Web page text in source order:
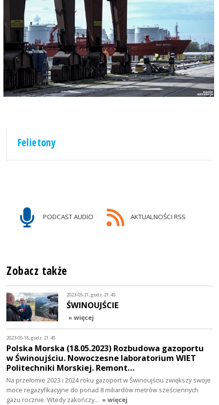
Felietony
PODCAST AUDIO AKTUALNOŚCI RSS
Zobacz także
2023-05-21, godz. 21:45
ŚWINOUJŚCIE
» więcej
2023-05-18, godz. 21:45
Polska Morska (18.05.2023) Rozbudowa gazoportu
w Świnoujściu. Nowoczesne laboratorium WIET
Politechniki Morskiej. Remont…
Na przełomie 2023 i 2024 roku gazoport w Świnoujściu zwiększy swoje
moce regazyfikacyjne do ponad 8 miliardów metrów sześciennych
gazu rocznie. Wtedy zakończy… » więcej